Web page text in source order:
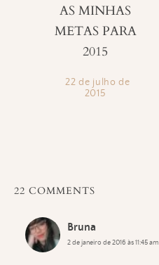
AS MINHAS
METAS PARA
2015
22 de julho de
2015
22 COMMENTS
Bruna
2 de janeiro de 2016 às 11:45 am